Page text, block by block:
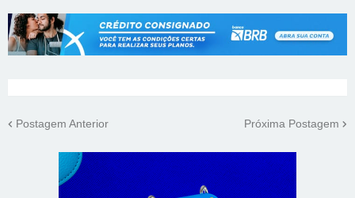
Postagem Anterior Próxima Postagem